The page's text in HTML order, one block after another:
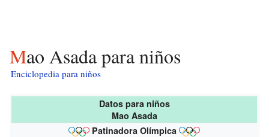
Mao Asada para niños
Enciclopedia para niños
Datos para niños
Mao Asada
Patinadora Olímpica